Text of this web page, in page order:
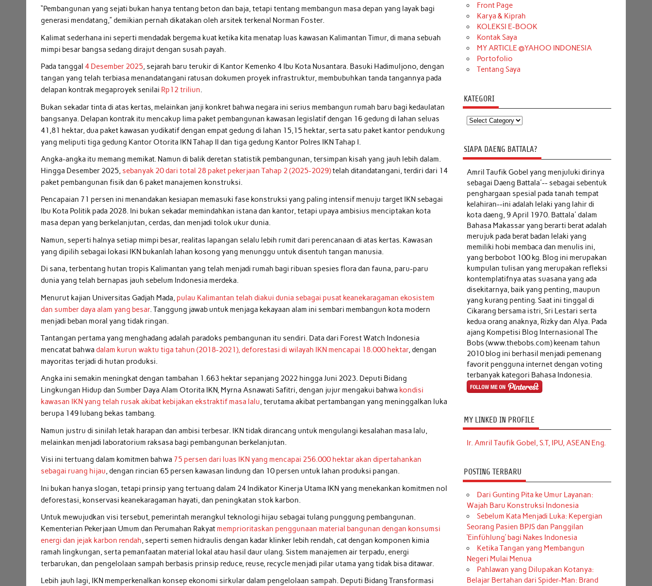
“Pembangunan yang sejati bukan hanya tentang beton dan baja, tetapi tentang membangun masa depan yang layak bagi
generasi mendatang,” demikian pernah dikatakan oleh arsitek terkenal Norman Foster.
Kalimat sederhana ini seperti mendadak bergema kuat ketika kita menatap luas kawasan Kalimantan Timur, di mana sebuah
mimpi besar bangsa sedang dirajut dengan susah payah.
Pada tanggal 4 Desember 2025, sejarah baru terukir di Kantor Kemenko 4 Ibu Kota Nusantara. Basuki Hadimuljono, dengan
tangan yang telah terbiasa menandatangani ratusan dokumen proyek infrastruktur, membubuhkan tanda tangannya pada
delapan kontrak megaproyek senilai Rp12 triliun.
Bukan sekadar tinta di atas kertas, melainkan janji konkret bahwa negara ini serius membangun rumah baru bagi kedaulatan
bangsanya. Delapan kontrak itu mencakup lima paket pembangunan kawasan legislatif dengan 16 gedung di lahan seluas
41,81 hektar, dua paket kawasan yudikatif dengan empat gedung di lahan 15,15 hektar, serta satu paket kantor pendukung
yang meliputi tiga gedung Kantor Otorita IKN Tahap II dan tiga gedung Kantor Polres IKN Tahap I.
Angka-angka itu memang memikat. Namun di balik deretan statistik pembangunan, tersimpan kisah yang jauh lebih dalam.
Hingga Desember 2025, sebanyak 20 dari total 28 paket pekerjaan Tahap 2 (2025-2029)telah ditandatangani, terdiri dari 14
paket pembangunan fisik dan 6 paket manajemen konstruksi.
Pencapaian 71 persen ini menandakan kesiapan memasuki fase konstruksi yang paling intensif menuju target IKN sebagai
Ibu Kota Politik pada 2028. Ini bukan sekadar memindahkan istana dan kantor, tetapi upaya ambisius menciptakan kota
masa depan yang berkelanjutan, cerdas, dan menjadi tolok ukur dunia.
Namun, seperti halnya setiap mimpi besar, realitas lapangan selalu lebih rumit dari perencanaan di atas kertas. Kawasan
yang dipilih sebagai lokasi IKN bukanlah lahan kosong yang menunggu untuk disentuh tangan manusia.
Di sana, terbentang hutan tropis Kalimantan yang telah menjadi rumah bagi ribuan spesies flora dan fauna, paru-paru
dunia yang telah bernapas jauh sebelum Indonesia merdeka.
Menurut kajian Universitas Gadjah Mada, pulau Kalimantan telah diakui dunia sebagai pusat keanekaragaman ekosistem
dan sumber daya alam yang besar. Tanggung jawab untuk menjaga kekayaan alam ini sembari membangun kota modern
menjadi beban moral yang tidak ringan.
Tantangan pertama yang menghadang adalah paradoks pembangunan itu sendiri. Data dari Forest Watch Indonesia
mencatat bahwadalam kurun waktu tiga tahun (2018-2021), deforestasi di wilayah IKN mencapai 18.000 hektar, dengan
mayoritas terjadi di hutan produksi.
Angka ini semakin meningkat dengan tambahan 1.663 hektar sepanjang 2022 hingga Juni 2023. Deputi Bidang
Lingkungan Hidup dan Sumber Daya Alam Otorita IKN, Myrna Asnawati Safitri, dengan jujur mengakui bahwa kondisi
kawasan IKN yang telah rusak akibat kebijakan ekstraktif masa lalu, terutama akibat pertambangan yang meninggalkan luka
berupa 149 lubang bekas tambang.
Namun justru di sinilah letak harapan dan ambisi terbesar. IKN tidak dirancang untuk mengulangi kesalahan masa lalu,
melainkan menjadi laboratorium raksasa bagi pembangunan berkelanjutan.
Visi ini tertuang dalam komitmen bahwa 75 persen dari luas IKN yang mencapai 256.000 hektar akan dipertahankan
sebagai ruang hijau, dengan rincian 65 persen kawasan lindung dan 10 persen untuk lahan produksi pangan.
Ini bukan hanya slogan, tetapi prinsip yang tertuang dalam 24 Indikator Kinerja Utama IKN yang menekankan komitmen nol
deforestasi, konservasi keanekaragaman hayati, dan peningkatan stok karbon.
Untuk mewujudkan visi tersebut, pemerintah merangkul teknologi hijau sebagai tulang punggung pembangunan.
Kementerian Pekerjaan Umum dan Perumahan Rakyat memprioritaskan penggunaan material bangunan dengan konsumsi
energi dan jejak karbon rendah, seperti semen hidraulis dengan kadar klinker lebih rendah, cat dengan komponen kimia
ramah lingkungan, serta pemanfaatan material lokal atau hasil daur ulang. Sistem manajemen air terpadu, energi
terbarukan, dan pengelolaan sampah berbasis prinsip reduce, reuse, recycle menjadi pilar utama yang tidak bisa ditawar.
Lebih jauh lagi, IKN memperkenalkan konsep ekonomi sirkular dalam pengelolaan sampah. Deputi Bidang Transformasi
Front Page
Karya & Kiprah
KOLEKSI E-BOOK
Kontak Saya
MY ARTICLE @YAHOO INDONESIA
Portofolio
Tentang Saya
KATEGORI
Kategori
SIAPA DAENG BATTALA?
Amril Taufik Gobel yang menjuluki dirinya
sebagai Daeng Battala'-- sebagai sebentuk
penghargaan spesial pada tanah tempat
kelahiran--ini adalah lelaki yang lahir di
kota daeng, 9 April 1970. Battala' dalam
Bahasa Makassar yang berarti berat adalah
merujuk pada berat badan lelaki yang
memiliki hobi membaca dan menulis ini,
yang berbobot 100 kg. Blog ini merupakan
kumpulan tulisan yang merupakan refleksi
kontemplatifnya atas suasana yang ada
disekitarnya, baik yang penting, maupun
yang kurang penting. Saat ini tinggal di
Cikarang bersama istri, Sri Lestari serta
kedua orang anaknya, Rizky dan Alya. Pada
ajang Kompetisi Blog Internasional The
Bobs (www.thebobs.com) keenam tahun
2010 blog ini berhasil menjadi pemenang
favorit pengguna internet dengan voting
terbanyak kategori Bahasa Indonesia.
MY LINKED IN PROFILE
Ir. Amril Taufik Gobel, S.T, IPU, ASEAN Eng.
POSTING TERBARU
Dari Gunting Pita ke Umur Layanan:
Wajah Baru Konstruksi Indonesia
Sebelum Kata Menjadi Luka: Kepergian
Seorang Pasien BPJS dan Panggilan
‘Einfühlung’ bagi Nakes Indonesia
Ketika Tangan yang Membangun
Negeri Mulai Menua
Pahlawan yang Dilupakan Kotanya:
Belajar Bertahan dari Spider-Man: Brand